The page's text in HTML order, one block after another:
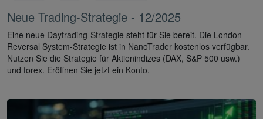
Neue Trading-Strategie - 12/2025
Eine neue Daytrading-Strategie steht für Sie bereit. Die London
Reversal System-Strategie ist in NanoTrader kostenlos verfügbar.
Nutzen Sie die Strategie für Aktienindizes (DAX, S&P 500 usw.)
und forex. Eröffnen Sie jetzt ein Konto.